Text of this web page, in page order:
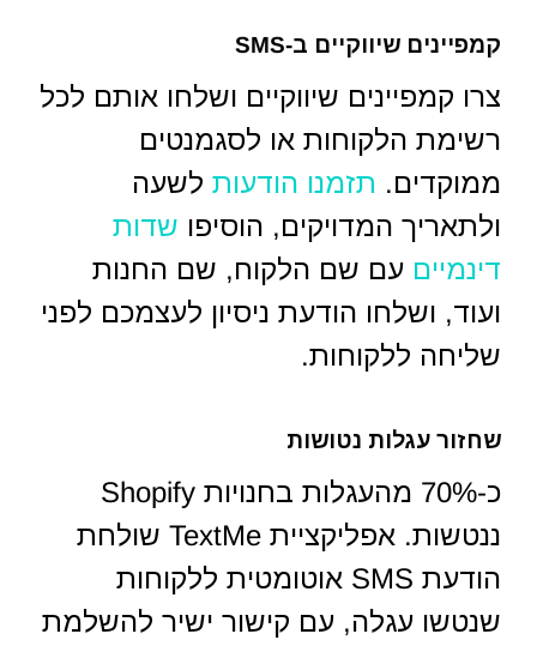
קמפיינים שיווקיים ב-SMS
צרו קמפיינים שיווקיים ושלחו אותם לכל
רשימת הלקוחות או לסגמנטים
ממוקדים. תזמנו הודעות לשעה
ולתאריך המדויקים, הוסיפו שדות
דינמיים עם שם הלקוח, שם החנות
ועוד, ושלחו הודעת ניסיון לעצמכם לפני
שליחה ללקוחות.
שחזור עגלות נטושות
כ-70% מהעגלות בחנויות Shopify
ננטשות. אפליקציית TextMe שולחת
הודעת SMS אוטומטית ללקוחות
שנטשו עגלה, עם קישור ישיר להשלמת